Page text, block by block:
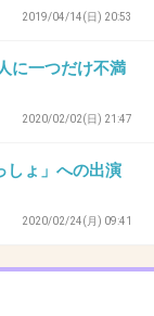
。
いかと。
たなかった
ゃないの？
2019/04/14(日) 20:53
に一つだけ不満
2020/02/02(日) 21:47
しょ」への出演
2020/02/24(月) 09:41